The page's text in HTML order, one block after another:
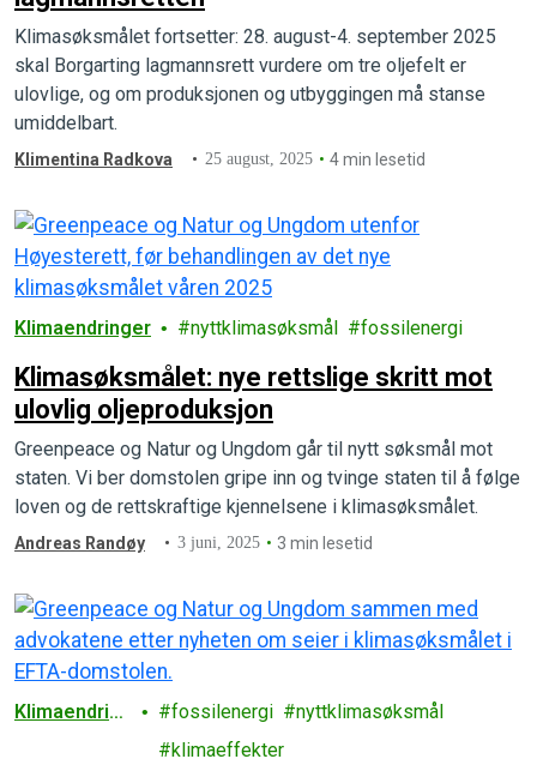
Klimasøksmålet fortsetter: 28. august-4. september 2025
skal Borgarting lagmannsrett vurdere om tre oljefelt er
ulovlige, og om produksjonen og utbyggingen må stanse
umiddelbart.
Klimentina Radkova 25 august, 2025 4 min lesetid
Klimaendringer nyttklimasøksmål fossilenergi
Klimasøksmålet: nye rettslige skritt mot
ulovlig oljeproduksjon
Greenpeace og Natur og Ungdom går til nytt søksmål mot
staten. Vi ber domstolen gripe inn og tvinge staten til å følge
loven og de rettskraftige kjennelsene i klimasøksmålet.
Andreas Randøy 3 juni, 2025 3 min lesetid
Klimaendring
fossilenergi
nyttklimasøksmål
klimaeffekter